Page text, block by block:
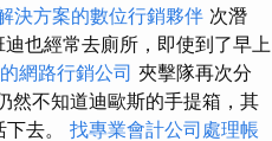
決方案的數位行銷夥伴 次潛
也經常去廁所，即使到了早上
網路行銷公司 夾擊隊再次分
然不知道迪歐斯的手提箱，其
去。 找專業會計公司處理帳